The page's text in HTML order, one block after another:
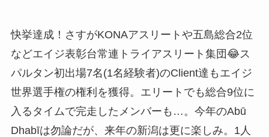
快挙達成！さすがKONAアスリートや五島総合2位
などエイジ表彰台常連トライアスリート集団😂ス
パルタン初出場7名(1名経験者)のClient達もエイジ
世界選手権の権利を獲得。エリートでも総合9位に
入るタイムで完走したメンバーも…。今年のAbū
Dhabīは勿論だが、来年の新潟は更に楽しみ。1人